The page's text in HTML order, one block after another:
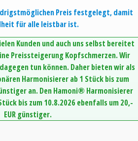
Preis festgelegt, damit
für alle leistbar ist.
Kunden und auch uns selbst bereitet
Preissteigerung Kopfschmerzen. Wir
tun können. Daher bieten wir als
Harmonisierer ab 1 Stück bis zum
an. Den Hamoni® Harmonisierer
bis zum 10.8.2026 ebenfalls um 20,-
EUR günstiger.